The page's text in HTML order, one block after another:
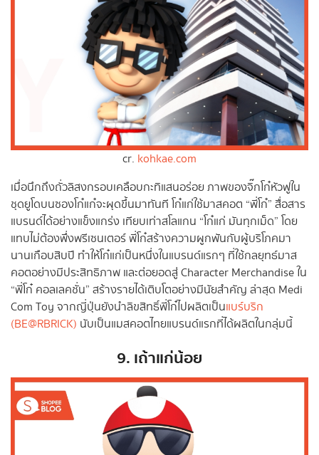
cr. kohkae.com
เมื่อนึกถึงถั่วลิสงกรอบเคลือบกะทิแสนอร่อย ภาพของจิ๊กโก๋หัวฟูใน
ชุดยูโดบนซองโก๋แก๋จะผุดขึ้นมาทันที โก๋แก่ใช้มาสคอต “พี่โก๋” สื่อสาร
แบรนด์ได้อย่างแข็งแกร่ง เทียบเท่าสโลแกน “โก๋แก่ มันทุกเม็ด” โดย
แทบไม่ต้องพึ่งพรีเซนเตอร์ พี่โก๋สร้างความผูกพันกับผู้บริโภคมา
นานเกือบสิบปี ทำให้โก๋แก่เป็นหนึ่งในแบรนด์แรกๆ ที่ใช้กลยุทธ์มาส
คอตอย่างมีประสิทธิภาพ และต่อยอดสู่ Character Merchandise ใน
“พี่โก๋ คอลเลคชั่น” สร้างรายได้เติบโตอย่างมีนัยสำคัญ ล่าสุด Medi
Com Toy จากญี่ปุ่นยังนำลิขสิทธิ์พี่โก๋ไปผลิตเป็นแบร์บริก
(BE@RBRICK) นับเป็นแมสคอตไทยแบรนด์แรกที่ได้ผลิตในกลุ่มนี้
9. เถ้าแก่น้อย